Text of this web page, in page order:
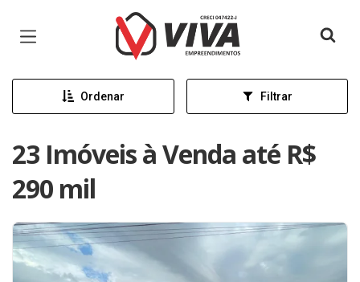
Página inicial
Ordenar Filtrar
23 Imóveis à Venda até R$
290 mil